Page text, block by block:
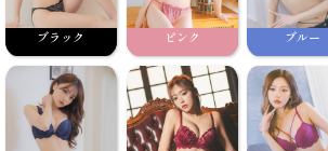
ブラック ピンク ブルー